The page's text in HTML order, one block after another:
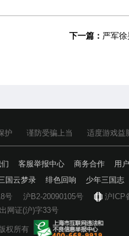
下一篇： 严军徐
护 谨防受骗上当 适度游戏益
客服举报中心 商务合作 用
国云梦录 绯色回响 少年三国志
号
沪B2-20090105号
沪ICP
网证(沪)字33号
权所有